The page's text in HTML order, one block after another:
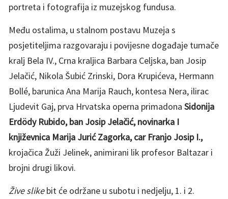
portreta i fotografija iz muzejskog fundusa.
Među ostalima, u stalnom postavu Muzeja s
posjetiteljima razgovaraju i povijesne događaje tumače
kralj Bela IV., Crna kraljica Barbara Celjska, ban Josip
Jelačić, Nikola Šubić Zrinski, Dora Krupićeva, Hermann
Bollé, barunica Ana Marija Rauch, kontesa Nera, ilirac
Ljudevit Gaj, prva Hrvatska operna primadona Sidonija
Erdödy Rubido, ban Josip Jelačić, novinarka I
književnica Marija Jurić Zagorka, car Franjo Josip I.,
krojačica Žuži Jelinek, animirani lik profesor Baltazar i
brojni drugi likovi.
Žive slikebit će održane u subotu i nedjelju, 1. i 2.